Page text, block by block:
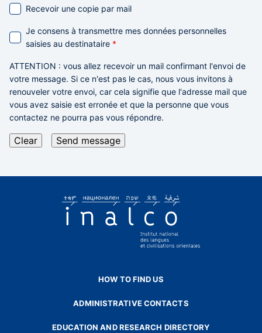
Recevoir une copie par mail
Je consens à transmettre mes données personnelles
saisies au destinataire *
ATTENTION : vous allez recevoir un mail confirmant l'envoi de
votre message. Si ce n'est pas le cas, nous vous invitons à
renouveler votre envoi, car cela signifie que l'adresse mail que
vous avez saisie est erronée et que la personne que vous
contactez ne pourra pas vous répondre.
HOW TO FIND US
ADMINISTRATIVE CONTACTS
EDUCATION AND RESEARCH DIRECTORY